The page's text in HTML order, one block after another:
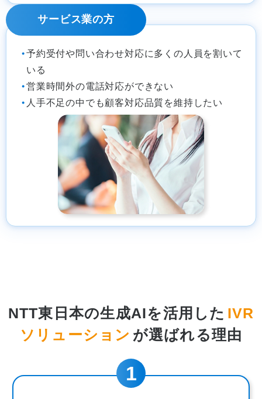
サービス業の方
予約受付や問い合わせ対応に多くの人員を割いて
いる
営業時間外の電話対応ができない
人手不足の中でも顧客対応品質を維持したい
NTT東日本の生成AIを活用した IVR
ソリューション が選ばれる理由